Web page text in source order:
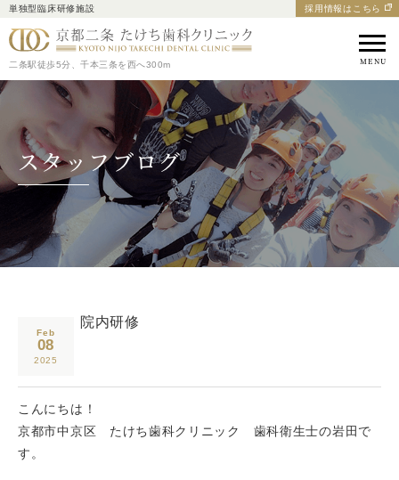
単独型臨床研修施設 採用情報はこちら
京都市中京区の歯医者
二条駅徒歩5分、千本三条を西へ300m
スタッフブログ
Feb
08
2025
院内研修
こんにちは！
京都市中京区 たけち歯科クリニック 歯科衛生士の岩田で
す。